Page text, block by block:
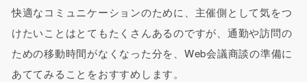
快適なコミュニケーションのために、主催側として気をつ
けたいことはとてもたくさんあるのですが、通勤や訪問の
ための移動時間がなくなった分を、Web会議商談の準備に
あててみることをおすすめします。